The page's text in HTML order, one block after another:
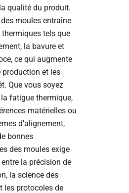
qualité du produit.
moules entraîne
tels que
la bavure et
ce qui augmente
production et les
Que vous soyez
fatigue thermique,
matérielles ou
d’alignement,
bonnes
des moules exige
la précision de
la science des
les protocoles de